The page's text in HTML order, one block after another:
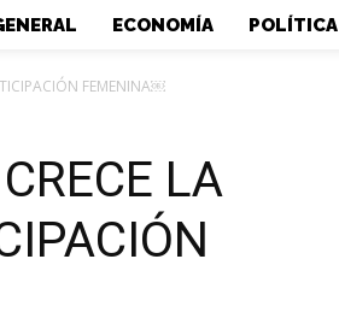
ECONOMÍA POLÍTICA
FEMENINA￼
LA